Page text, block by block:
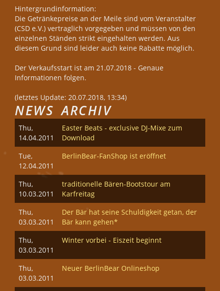
Hintergrundinformation:
Die Getränkepreise an der Meile sind vom Veranstalter
(CSD e.V.) vertraglich vorgegeben und müssen von den
einzelnen Ständen strikt eingehalten werden. Aus
diesem Grund sind leider auch keine Rabatte möglich.
Der Verkaufsstart ist am 21.07.2018 - Genaue
Informationen folgen.
(letztes Update: 20.07.2018, 13:34)
NEWS ARCHIV
Thu,
14.04.2011
Easter Beats - exclusive DJ-Mixe zum
Download
Tue,
12.04.2011
BerlinBear-FanShop ist eröffnet
Thu,
10.03.2011
traditionelle Bären-Bootstour am
Karfreitag
Thu,
03.03.2011
Der Bär hat seine Schuldigkeit getan, der
Bär kann gehen*
Thu,
03.03.2011
Winter vorbei - Eiszeit beginnt
Thu,
03.03.2011
Neuer BerlinBear Onlineshop